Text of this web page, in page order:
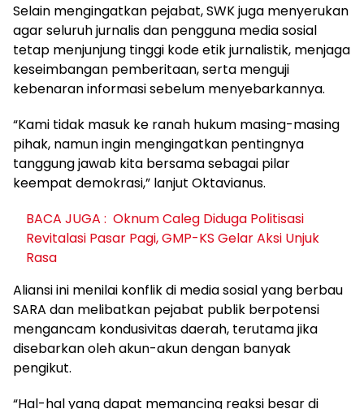
Selain mengingatkan pejabat, SWK juga menyerukan
agar seluruh jurnalis dan pengguna media sosial
tetap menjunjung tinggi kode etik jurnalistik, menjaga
keseimbangan pemberitaan, serta menguji
kebenaran informasi sebelum menyebarkannya.
“Kami tidak masuk ke ranah hukum masing-masing
pihak, namun ingin mengingatkan pentingnya
tanggung jawab kita bersama sebagai pilar
keempat demokrasi,” lanjut Oktavianus.
BACA JUGA : Oknum Caleg Diduga Politisasi
Revitalasi Pasar Pagi, GMP-KS Gelar Aksi Unjuk
Rasa
Aliansi ini menilai konflik di media sosial yang berbau
SARA dan melibatkan pejabat publik berpotensi
mengancam kondusivitas daerah, terutama jika
disebarkan oleh akun-akun dengan banyak
pengikut.
“Hal-hal yang dapat memancing reaksi besar di